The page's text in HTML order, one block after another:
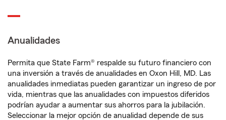
Anualidades
Permita que State Farm® respalde su futuro financiero con
una inversión a través de anualidades en Oxon Hill, MD. Las
anualidades inmediatas pueden garantizar un ingreso de por
vida, mientras que las anualidades con impuestos diferidos
podrían ayudar a aumentar sus ahorros para la jubilación.
Seleccionar la mejor opción de anualidad depende de sus